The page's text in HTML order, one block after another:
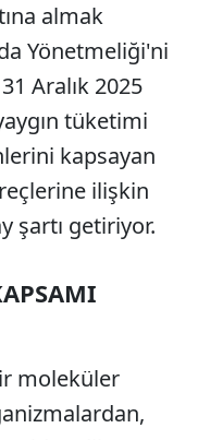
almak
Yönetmeliği'ni
Aralık 2025
tüketimi
kapsayan
ilişkin
şartı getiriyor.
moleküler